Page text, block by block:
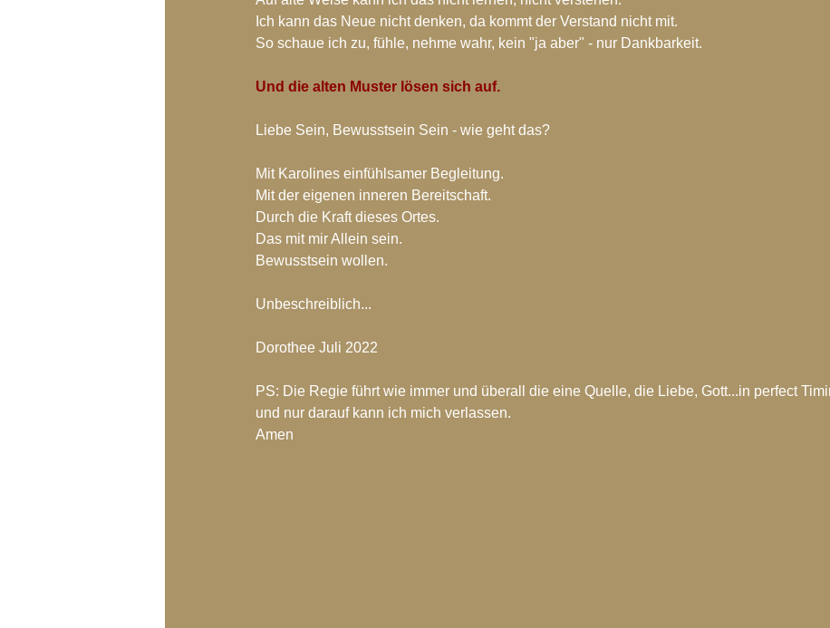
Ich kann das Neue nicht denken, da kommt der Verstand nicht mit.
So schaue ich zu, fühle, nehme wahr, kein "ja aber" - nur Dankbarkeit.
Und die alten Muster lösen sich auf.
Liebe Sein, Bewusstsein Sein - wie geht das?
Mit Karolines einfühlsamer Begleitung.
Mit der eigenen inneren Bereitschaft.
Durch die Kraft dieses Ortes.
Das mit mir Allein sein.
Bewusstsein wollen.
Unbeschreiblich...
Dorothee Juli 2022
PS: Die Regie führt wie immer und überall die eine Quelle, die Liebe, Gott...in perfect
und nur darauf kann ich mich verlassen.
Amen